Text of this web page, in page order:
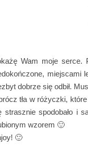
Wam moje serce.
one, miejscami
dobrze się odbił.
tła w różyczki,
strasznie spodobało i
wzorem 🙂
🙂